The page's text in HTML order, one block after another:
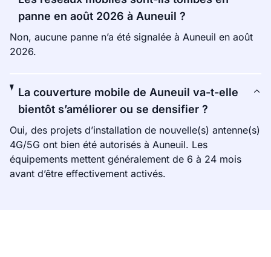
panne en août 2026 à Auneuil ?
Non, aucune panne n’a été signalée à Auneuil en août
2026.
La couverture mobile de Auneuil va-t-elle
bientôt s’améliorer ou se densifier ?
Oui, des projets d’installation de nouvelle(s) antenne(s)
4G/5G ont bien été autorisés à Auneuil. Les
équipements mettent généralement de 6 à 24 mois
avant d’être effectivement activés.